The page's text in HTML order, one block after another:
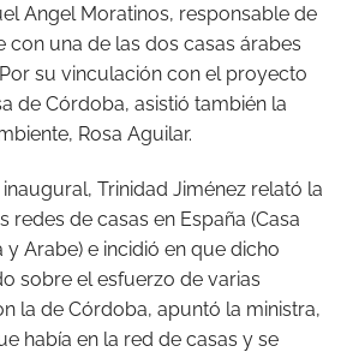
Angel Moratinos, responsable de
una de las dos casas árabes
su vinculación con el proyecto
de Córdoba, asistió también la
Rosa Aguilar.
Trinidad Jiménez relató la
redes de casas en España (Casa
y Arabe) e incidió en que dicho
sobre el esfuerzo de varias
la de Córdoba, apuntó la ministra,
había en la red de casas y se